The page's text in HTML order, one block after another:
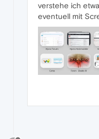
verstehe ich
eventuell mit